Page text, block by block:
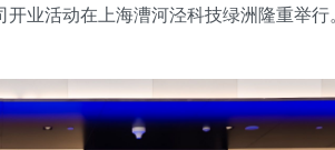
业活动在上海漕河泾科技绿洲隆重举